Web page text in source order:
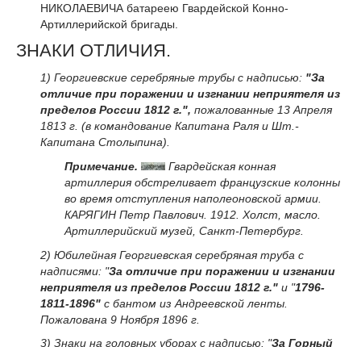
НИКОЛАЕВИЧА батареею Гвардейской Конно-
Артиллерийской бригады.
ЗНАКИ ОТЛИЧИЯ.
1) Георгиевские серебряные трубы с надписью: "За
отличие при поражении и изгнании неприятеля из
пределов России 1812 г.", пожалованные 13 Апреля
1813 г. (в командование Капитана Раля и Шт.-
Капитана Столыпина).
Примечание.
Гвардейская конная
артиллерия обстреливает французские колонны
во время отступления наполеоновской армии.
КАРЯГИН Петр Павлович. 1912. Холст, масло.
Артиллерийский музей, Санкт-Петербург.
2) Юбилейная Георгиевская серебряная труба с
надписями: "За отличие при поражении и изгнании
неприятеля из пределов России 1812 г." и "1796-
1811-1896" с бантом из Андреевской ленты.
Пожалована 9 Ноября 1896 г.
3) Знаки на головных уборах с надписью: "За Горный